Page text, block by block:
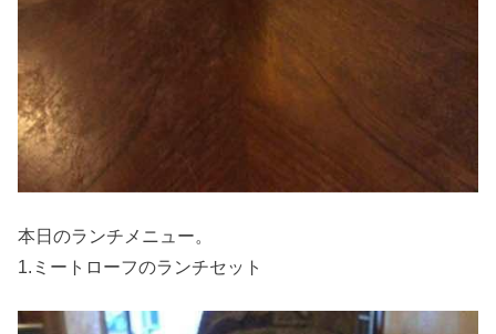
本日のランチメニュー。
1.ミートローフのランチセット